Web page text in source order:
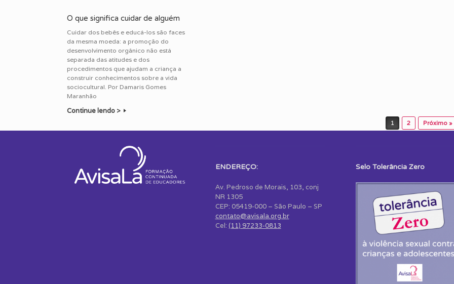
O que significa cuidar de alguém
Cuidar dos bebês e educá-los são faces
da mesma moeda: a promoção do
desenvolvimento orgânico não está
separada das atitudes e dos
procedimentos que ajudam a criança a
construir conhecimentos sobre a vida
sociocultural. Por Damaris Gomes
Maranhão
Continue lendo >
1 2 Próximo »
ENDEREÇO:
Av. Pedroso de Morais, 103, conj
NR 1305
CEP: 05419-000 – São Paulo – SP
contato@avisala.org.br
Cel: (11) 97233-0813
Selo Tolerância Zero